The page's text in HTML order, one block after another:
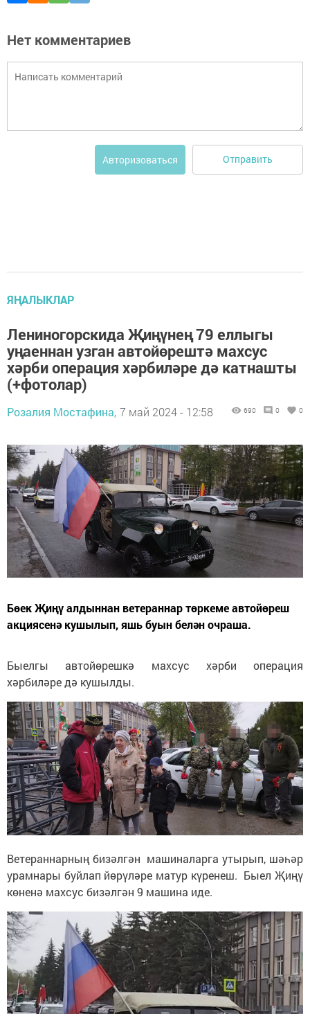
Нет комментариев
Авторизоваться Отправить
ЯҢАЛЫКЛАР
Лениногорскида Җиңүнең 79 еллыгы
уңаеннан узган автойөрештә махсус
хәрби операция хәрбиләре дә катнашты
(+фотолар)
Розалия Мостафина, 7 май 2024 - 12:58 690 0 0
Бөек Җиңү алдыннан ветераннар төркеме автойөреш
акциясенә кушылып, яшь буын белән очраша.
Быелгы автойөрешкә махсус хәрби операция
хәрбиләре дә кушылды.
Ветераннарның бизәлгән машиналарга утырып, шәһәр
урамнары буйлап йөрүләре матур күренеш. Быел Җиңү
көненә махсус бизәлгән 9 машина иде.